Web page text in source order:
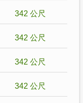
342 公尺
342 公尺
342 公尺
342 公尺